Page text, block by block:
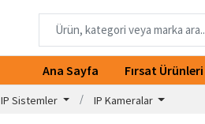
Ana Sayfa Fırsat Ürünleri
IP Sistemler IP Kameralar